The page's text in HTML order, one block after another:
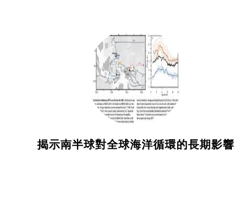
揭示南半球對全球海洋循環的長期影響